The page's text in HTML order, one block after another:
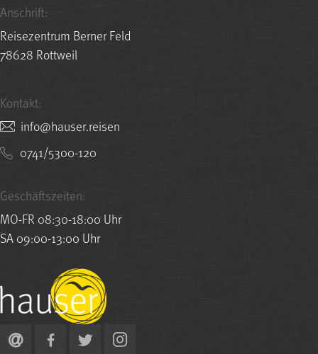
Anschrift:
Reisezentrum Berner Feld
78628 Rottweil
Kontakt:
nesier.resuah@ofni
0741/5300-120
Geschäftszeiten:
MO-FR 08:30-18:00 Uhr
SA 09:00-13:00 Uhr